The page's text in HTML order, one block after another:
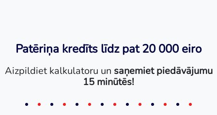
Patēriņa kredīts līdz pat 20 000 eiro
Aizpildiet kalkulatoru un saņemiet piedāvājumu
15 minūtēs!